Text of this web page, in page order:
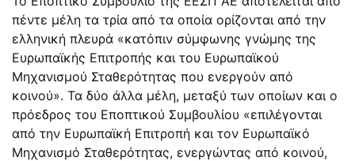
πέντε μέλη τα τρία από τα οποία ορίζονται από την
ελληνική πλευρά «κατόπιν σύμφωνης γνώμης της
Ευρωπαϊκής Επιτροπής και του Ευρωπαϊκού
Μηχανισμού Σταθερότητας που ενεργούν από
κοινού». Τα δύο άλλα μέλη, μεταξύ των οποίων και ο
πρόεδρος του Εποπτικού Συμβουλίου «επιλέγονται
από την Ευρωπαϊκή Επιτροπή και τον Ευρωπαϊκό
Μηχανισμό Σταθερότητας, ενεργώντας από κοινού,